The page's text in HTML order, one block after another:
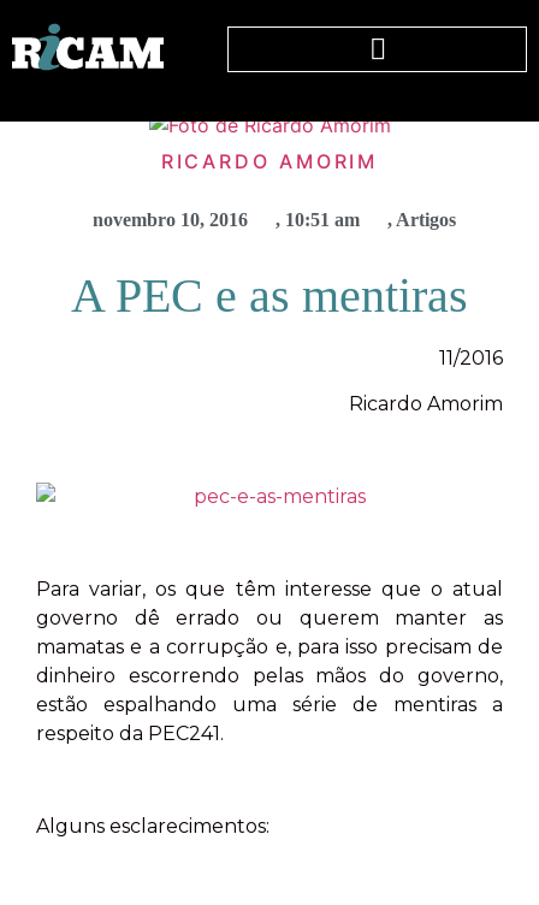
RICARDO AMORIM
novembro 10, 2016 , 10:51 am , Artigos
A PEC e as mentiras
11/2016
Ricardo Amorim
Para variar, os que têm interesse que o atual
governo dê errado ou querem manter as
mamatas e a corrupção e, para isso precisam de
dinheiro escorrendo pelas mãos do governo,
estão espalhando uma série de mentiras a
respeito da PEC241.
Alguns esclarecimentos: